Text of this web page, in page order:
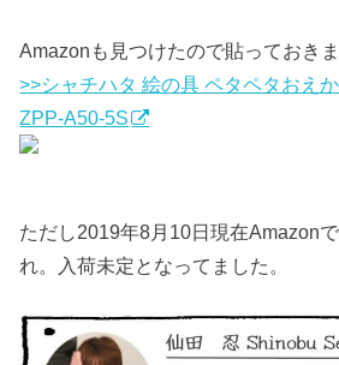
Amazonも見つけたので貼っておきま
>>シャチハタ 絵の具 ペタペタおえ
ZPP-A50-5S
ただし2019年8月10日現在Amazon
れ。入荷未定となってました。